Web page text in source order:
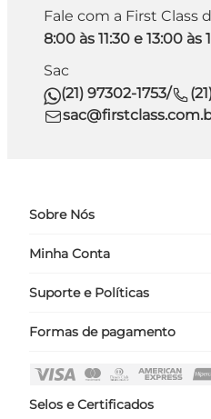
Fale com a First Class
8:00 às 11:30 e 13:00 às
Sac
(21) 97302-1753/
Sobre Nós
Quem Somos
Minha Conta
Meus Dados
Suporte e Políticas
Políticas
Fale Conosco
Formas de pagamento
Selos e Certificados